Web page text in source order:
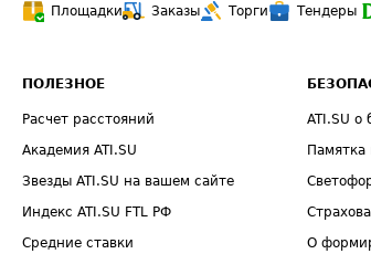
Площадки
Заказы Торги Тендеры
ПОЛЕЗНОЕ
Расчет расстояний
Академия ATI.SU
Звезды ATI.SU на вашем сайте
Индекс ATI.SU FTL РФ
Средние ставки
ATI.SU о
Памятка
О